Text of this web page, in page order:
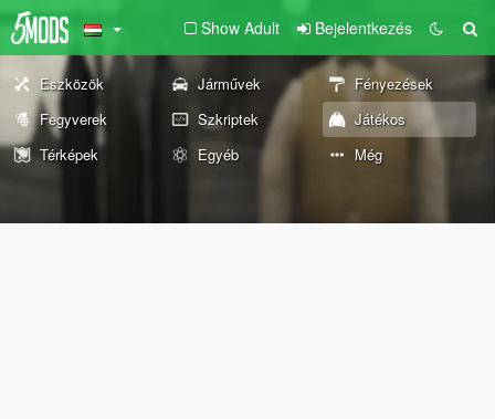
Show Adult Bejelentkezés
Eszközök Járművek
Fényezések
Fegyverek
Szkriptek
Játékos
Térképek
Egyéb Még